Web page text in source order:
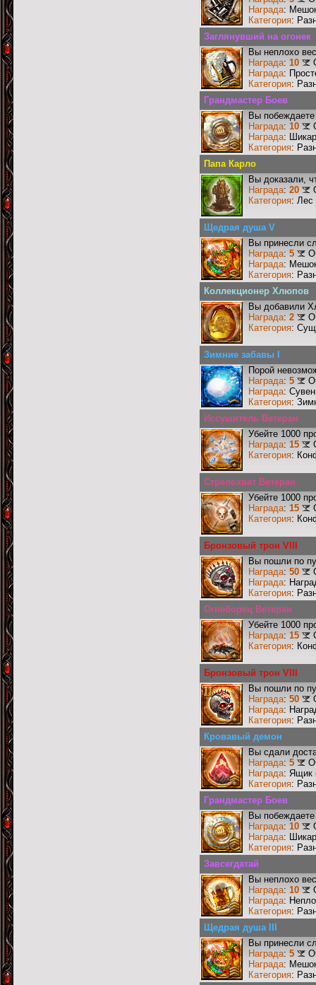
Награда:
Категория:
Заглянувший на огонек
Вы неплохо
Награда: 10
Награда:
Категория:
Грандмастер Боев
Вы
Награда: 10
Награда:
Категория:
Папа Карло
Вы доказали,
Награда: 20
Категория: Лес
Щедрая душа V
Вы принесли
Награда: 5
Награда:
Категория:
Коллекционер Хлюпов
Вы добавили
Награда: 2
Категория:
Зимние забавы I
Порой
Награда: 5
Награда:
Категория:
Иссушитель Ветеран
Убейте 1000
Награда: 15
Категория:
Стрелохват Ветеран
Убейте 1000
Награда: 15
Категория:
Бронзовый трон VIII
Вы пошли по
Награда: 50
Награда:
Категория:
Огнеборец Ветеран
Убейте 1000
Награда: 15
Категория:
Бронзовый трон VIII
Вы пошли по
Награда: 50
Награда:
Категория:
Кровавый демон
Вы сдали
Награда: 5
Награда: Ящик
Категория:
Грандмастер Боев
Вы
Награда: 10
Награда:
Категория:
Завсегдатай
Вы неплохо
Награда: 10
Награда:
Категория:
Щедрая душа III
Вы принесли
Награда: 5
Награда:
Категория: